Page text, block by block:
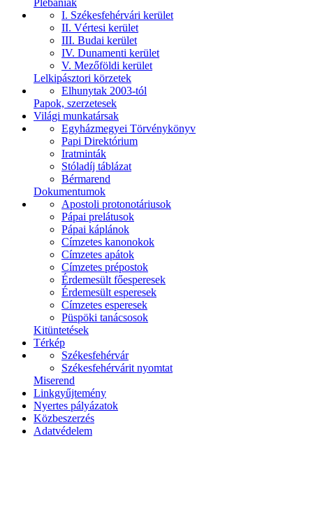
Plébániák
I. Székesfehérvári kerület
II. Vértesi kerület
III. Budai kerület
IV. Dunamenti kerület
V. Mezőföldi kerület
Lelkipásztori körzetek
Elhunytak 2003-tól
Papok, szerzetesek
Világi munkatársak
Egyházmegyei Törvénykönyv
Papi Direktórium
Iratminták
Stóladíj táblázat
Bérmarend
Dokumentumok
Apostoli protonotáriusok
Pápai prelátusok
Pápai káplánok
Címzetes kanonokok
Címzetes apátok
Címzetes prépostok
Érdemesült főesperesek
Érdemesült esperesek
Címzetes esperesek
Püspöki tanácsosok
Kitüntetések
Térkép
Székesfehérvár
Székesfehérvárit nyomtat
Miserend
Linkgyűjtemény
Nyertes pályázatok
Közbeszerzés
Adatvédelem